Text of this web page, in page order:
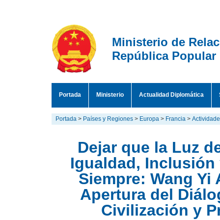
Ministerio de
República Popular
Portada Ministerio Actualidad Diplomática
Portada > Países y Regiones > Europa > Francia >
Dejar que la Luz
Igualdad,
Siempre: Wang Yi
Apertura del
Civilización y